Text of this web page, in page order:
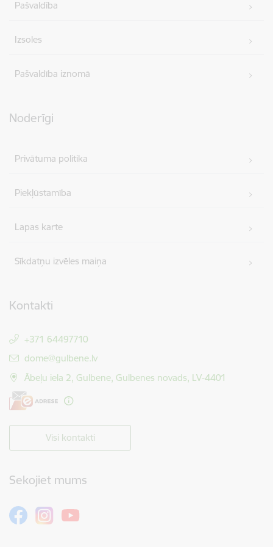
Pašvaldība
Izsoles
Pašvaldība iznomā
Noderīgi
Privātuma politika
Piekļūstamība
Lapas karte
Sīkdatņu izvēles maiņa
Kontakti
+371 64497710
E-pasts:
dome@gulbene.lv
Ābeļu iela 2, Gulbene, Gulbenes novads, LV-4401
Visi kontakti
Sekojiet mums